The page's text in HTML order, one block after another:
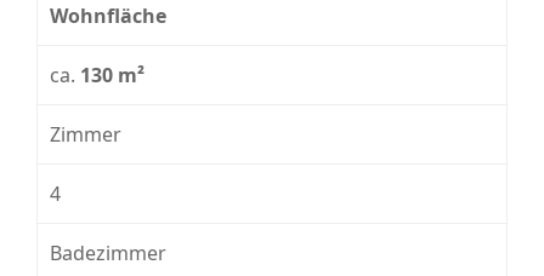
Wohnfläche
ca. 130 m²
Zimmer
4
Badezimmer